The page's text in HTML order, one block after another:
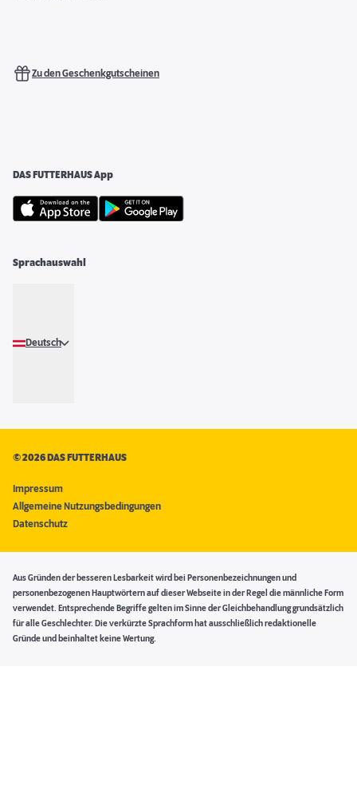
Zu den Geschenkgutscheinen
DAS FUTTERHAUS App
Sprachauswahl
Deutsch
©2026 DAS FUTTERHAUS
Impressum
Allgemeine Nutzungsbedingungen
Datenschutz
Aus Gründen der besseren Lesbarkeit wird bei Personenbezeichnungen und
personenbezogenen Hauptwörtern auf dieser Webseite in der Regel die männliche Form
verwendet. Entsprechende Begriffe gelten im Sinne der Gleichbehandlung grundsätzlich
für alle Geschlechter. Die verkürzte Sprachform hat ausschließlich redaktionelle
Gründe und beinhaltet keine Wertung.